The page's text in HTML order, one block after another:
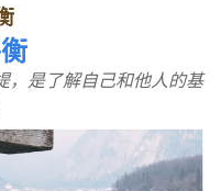
，是了解自己和他人的基